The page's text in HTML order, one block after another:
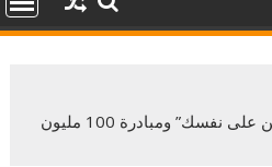
بداية جديدة لبناء الانسان”اطمن على نفسك” ومبادرة 100 مليون